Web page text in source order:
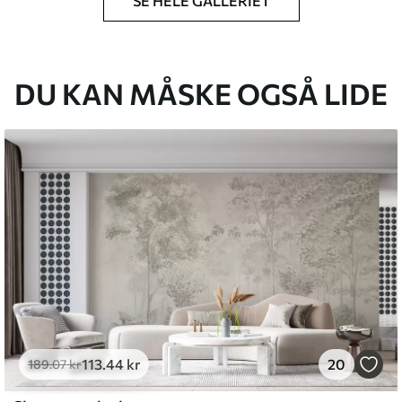
du har angivet, og skæres i identiske
.33269.00kr/m²
and Stick
.67400.00kr/m²
DU KAN MÅSKE OGSÅ LIDE
189.07kr113 .44 kr 20